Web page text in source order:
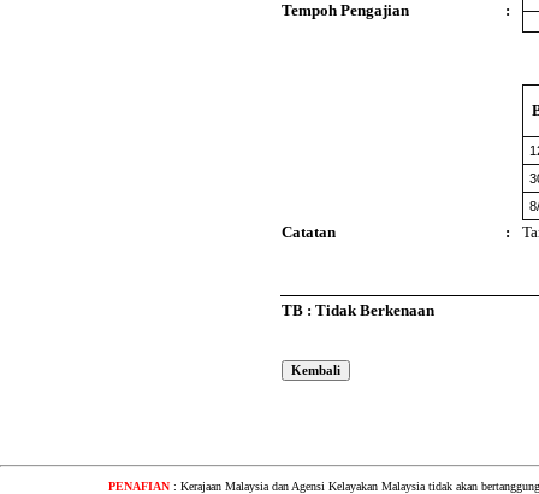
Tempoh Pengajian :
Catatan :
TB : Tidak Berkenaan
PENAFIAN : Kerajaan Malaysia dan Agensi Kelayakan Malaysia tidak akan